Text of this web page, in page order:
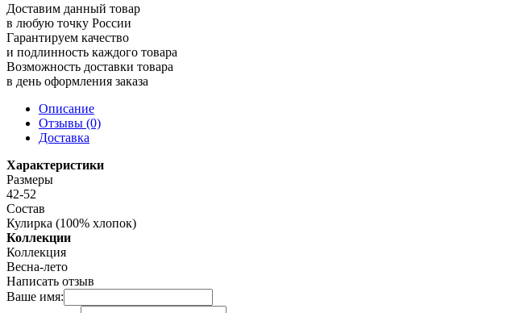
Доставим данный товар
в любую точку России
Гарантируем качество
и подлинность каждого товара
Возможность доставки товара
в день оформления заказа
Описание
Отзывы (0)
Доставка
Характеристики
Размеры
42-52
Состав
Кулирка (100% хлопок)
Коллекции
Коллекция
Весна-лето
Написать отзыв
Ваше имя: